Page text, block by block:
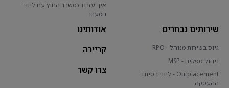
איך עזרנו למשרד החוץ עם ליווי
המעבר
שירותים נבחרים
גיוס בשירות מנוהל - RPO
ניהול ספקים - MSP
Outplacement - ליווי בסיום
ההעסקה
אודותינו
קריירה
צרו קשר